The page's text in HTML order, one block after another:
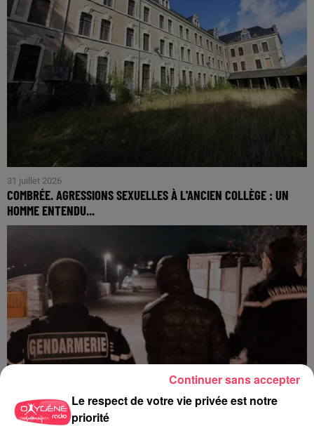
31 juillet 2026
COMBRÉE. AGRESSIONS SEXUELLES À L'ANCIEN COLLÈGE : UN
HOMME ENTENDU...
Le respect de votre vie privée est notre
priorité
Continuer sans accepter